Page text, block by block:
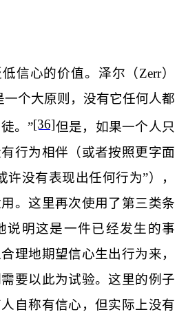
信心的价值。泽尔（Zerr）
一个大原则，没有它任何人都
。”[36]但是，如果一个人只
行为相伴 （或者按照更字面
许没有表现出任何行为”）
，
。这里再次使用了第三类条
说明这是一件已经发生的事
理地期望信心生出行为来，
要以此为试验。这里的例子
自称有信心，但实际上没有